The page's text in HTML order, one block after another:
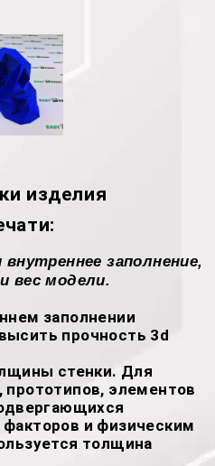
изделия
заполнение,
вес модели.
заполнении
прочность 3d
стенки. Для
элементов
и физическим
толщина